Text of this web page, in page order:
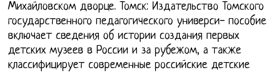
Михайловском дворце. Томск: Издательство Томского
государственного педагогического универси- пособие
включает сведения об истории создания первых
детских музеев в России и за рубежом, а также
классифицирует современные российские детские